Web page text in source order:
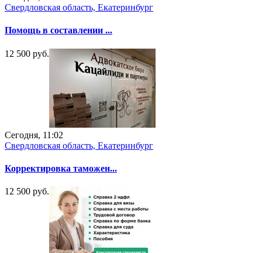
Свердловская область, Екатеринбург
Помощь в составлении ...
12 500 руб.
Сегодня, 11:02
Свердловская область, Екатеринбург
Корректировка таможен...
12 500 руб.